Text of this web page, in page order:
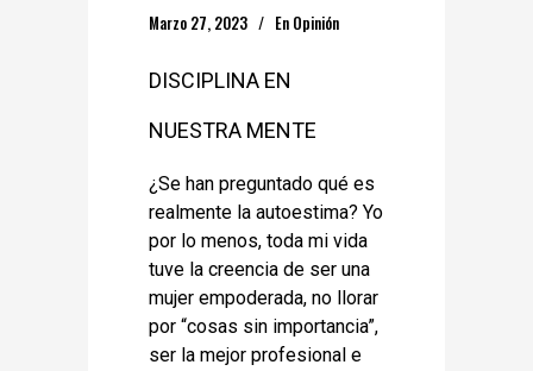
Marzo 27, 2023 En Opinión
DISCIPLINA EN
NUESTRA MENTE
¿Se han preguntado qué es
realmente la autoestima? Yo
por lo menos, toda mi vida
tuve la creencia de ser una
mujer empoderada, no llorar
por “cosas sin importancia”,
ser la mejor profesional e